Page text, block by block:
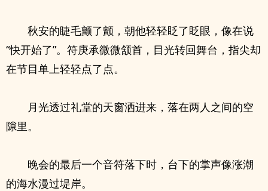
秋安的睫毛颤了颤，朝他轻轻眨了眨眼，像在说
“快开始了”。符庚承微微颔首，目光转回舞台，指尖却
在节目单上轻轻点了点。
月光透过礼堂的天窗洒进来，落在两人之间的空
隙里。
晚会的最后一个音符落下时，台下的掌声像涨潮
的海水漫过堤岸。